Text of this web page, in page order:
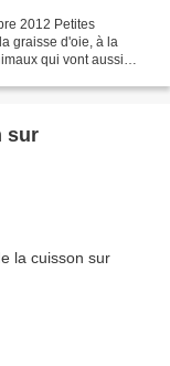
2012 Petites
graisse d'oie, à la
qui vont aussi
sur